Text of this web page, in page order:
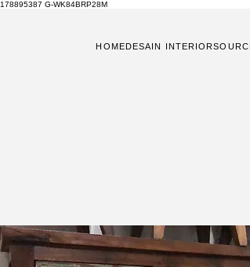
178895387 G-WK84BRP28M
HOMEDESAIN INTERIOR